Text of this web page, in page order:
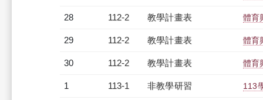
28 112-2 教學計畫表 體育
29 112-2 教學計畫表 體育
30 112-2 教學計畫表 體育
1 113-1 非教學研習 113